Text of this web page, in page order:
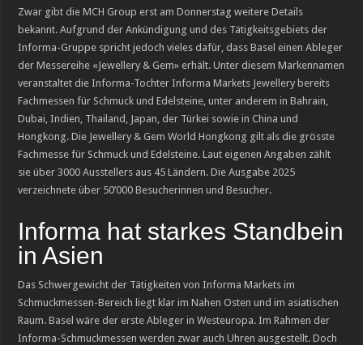
Zwar gibt die MCH Group erst am Donnerstag weitere Details
bekannt. Aufgrund der Ankündigung und des Tätigkeitsgebiets der
Informa-Gruppe spricht jedoch vieles dafür, dass Basel einen Ableger
der Messereihe «Jewellery & Gem» erhält. Unter diesem Markennamen
veranstaltet die Informa-Tochter Informa Markets Jewellery bereits
Fachmessen für Schmuck und Edelsteine, unter anderem in Bahrain,
Dubai, Indien, Thailand, Japan, der Türkei sowie in China und
Hongkong. Die Jewellery & Gem World Hongkong gilt als die grösste
Fachmesse für Schmuck und Edelsteine. Laut eigenen Angaben zählt
sie über 3000 Ausstellers aus 45 Ländern. Die Ausgabe 2025
verzeichnete über 50’000 Besucherinnen und Besucher.
Informa hat starkes Standbein
in Asien
Das Schwergewicht der Tätigkeiten von Informa Markets im
Schmuckmessen-Bereich liegt klar im Nahen Osten und im asiatischen
Raum. Basel wäre der erste Ableger in Westeuropa. Im Rahmen der
Informa-Schmuckmessen werden zwar auch Uhren ausgestellt. Doch